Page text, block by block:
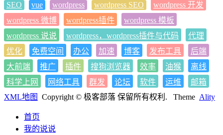
SEO
vue wordpress wordpress SEO
wordpress 开发
wordpress 微博
wordpress插件
wordpress 模板
wordpress 说说
wordpress，wordpress插件与代码
代理
优化
免费空间 办公 加速 博客 发布工具
后端
大前端
推广 插件 搜狗浏览器 效率 油猴
离线
科学上网
网络工具 群发 论坛 软件 运维
邮箱
XML地图
Copyright © 极客部落 保留所有权利. Theme Ality
首页
我的说说